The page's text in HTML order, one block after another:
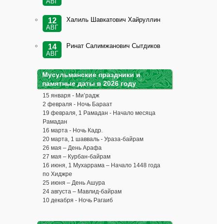
12
АВГ
Халиль Шавкатович Хайруллин
14
АВГ
Ринат Салимжанович Сытдиков
Мусульманские праздники и
памятные даты в 2026 году
15 января - Ми’радж
2 февраля - Ночь Бараат
19 февраля, 1 Рамадан - Начало месяца
Рамадан
16 марта - Ночь Кадр.
20 марта, 1 шавваль - Ураза-байрам
26 мая – День Арафа
27 мая – Курбан-байрам
16 июня, 1 Мухаррама – Начало 1448 года
по Хиджре
25 июня – День Ашура
24 августа – Мавлид-байрам
10 декабря - Ночь Рагаиб